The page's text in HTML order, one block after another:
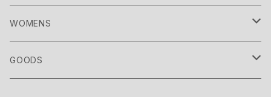
TOPS
CUTSEW
OUTER
WOMENS
TOPS
GOODS